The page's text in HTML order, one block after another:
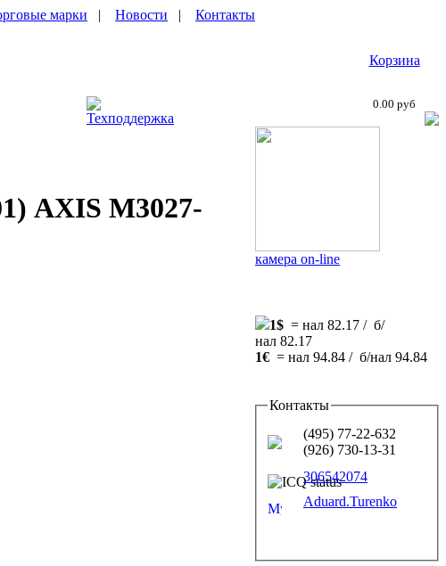
марки | Новости | Контакты
Техподдержка
Корзина
0.00 руб
AXIS M3027-
камера on-line
1$ = нал 82.17 / б/
нал 82.17
1€ = нал 94.84 / б/нал 94.84
Контакты
(495) 77-22-632
(926) 730-13-31
306542074
Aduard.Turenko